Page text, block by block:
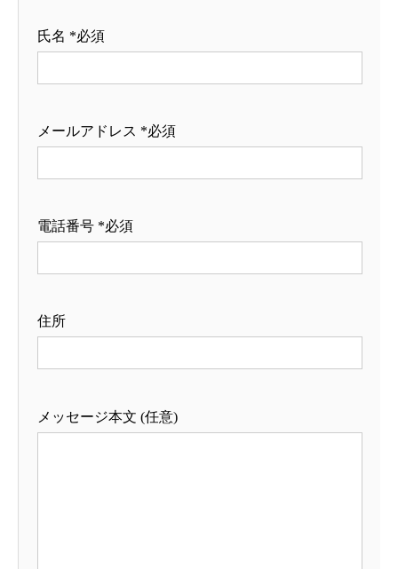
氏名 *必須
メールアドレス *必須
電話番号 *必須
住所
メッセージ本文 (任意)